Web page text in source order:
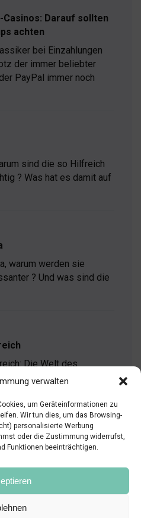
verwalten
um Geräteinformationen zu
Wir tun dies, um das Browsing-
personalisierte Werbung
oder die Zustimmung widerrufst,
Funktionen beeinträchtigen.
Darauf sollten
achten
bei Einzahlungen
der immer beliebter
PayPal immer noch
sind die so Hilfreich
? Was hat es damit auf
warum werden sie
? Und was sind die
Die Welt des
vergangenen Jahren